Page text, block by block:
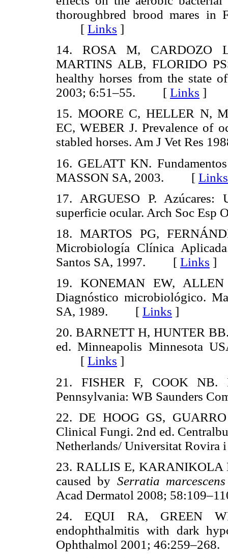
thoroughbred brood mares in
[ Links ]
14. ROSA M, CARDOZO
MARTINS ALB, FLORIDO
healthy horses from the state
2003; 6:51–55. [ Links ]
15. MOORE C, HELLER N,
EC, WEBER J. Prevalence of
stabled horses. Am J Vet
16. GELATT KN.
MASSON SA, 2003. [ Links
17. ARGUESO P. Azúcares:
superficie ocular. Arch Soc
18. MARTOS PG,
Microbiología Clínica
Santos SA, 1997. [ Links ]
19. KONEMAN EW,
Diagnóstico microbiológico.
SA, 1989. [ Links ]
20. BARNETT H, HUNTER
ed. Minneapolis Minnesota
[ Links ]
21. FISHER F, COOK NB.
Pennsylvania: WB Saunders
22. DE HOOG GS,
Clinical Fungi. 2nd ed.
Netherlands/ Universitat
23. RALLIS E, KARANIKOLA
caused by Serratia
Acad Dermatol 2008;
24. EQUI RA, GREEN
endophthalmitis with dark
Ophthalmol 2001;